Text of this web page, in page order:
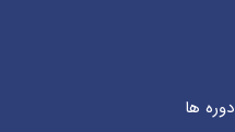
دوره ها